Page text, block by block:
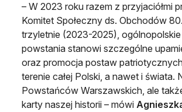
– W 2023 roku razem z przyjaciółmi
Komitet Społeczny ds. Obchodów
trzyletnie (2023-2025),
powstania stanowi szczególne
oraz promocja postaw
terenie całej Polski, a nawet i
Powstańców Warszawskich, ale
karty naszej historii – mówi